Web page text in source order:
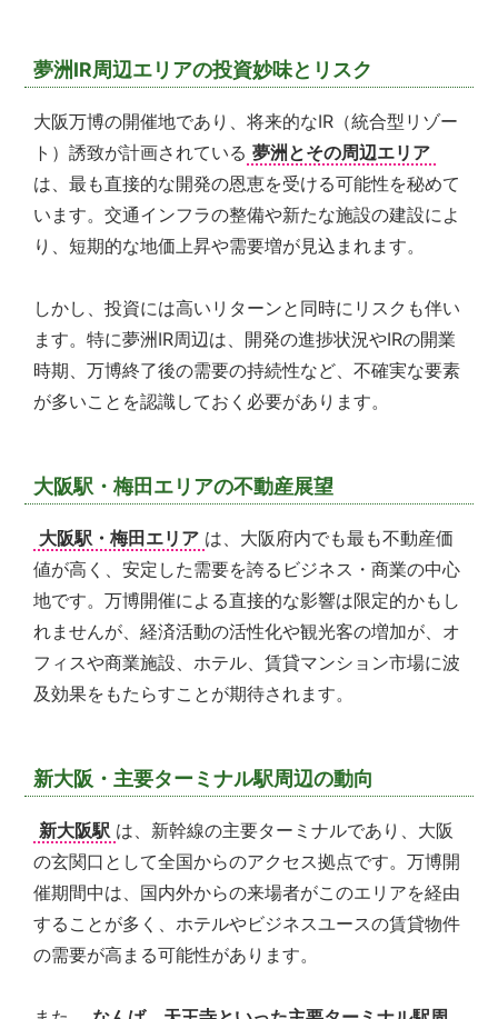
夢洲IR周辺エリアの投資妙味とリスク
大阪万博の開催地であり、将来的なIR（統合型リゾー
ト）誘致が計画されている 夢洲とその周辺エリア
は、最も直接的な開発の恩恵を受ける可能性を秘めて
います。交通インフラの整備や新たな施設の建設によ
り、短期的な地価上昇や需要増が見込まれます。
しかし、投資には高いリターンと同時にリスクも伴い
ます。特に夢洲IR周辺は、開発の進捗状況やIRの開業
時期、万博終了後の需要の持続性など、不確実な要素
が多いことを認識しておく必要があります。
大阪駅・梅田エリアの不動産展望
大阪駅・梅田エリア は、大阪府内でも最も不動産価
値が高く、安定した需要を誇るビジネス・商業の中心
地です。万博開催による直接的な影響は限定的かもし
れませんが、経済活動の活性化や観光客の増加が、オ
フィスや商業施設、ホテル、賃貸マンション市場に波
及効果をもたらすことが期待されます。
新大阪・主要ターミナル駅周辺の動向
新大阪駅 は、新幹線の主要ターミナルであり、大阪
の玄関口として全国からのアクセス拠点です。万博開
催期間中は、国内外からの来場者がこのエリアを経由
することが多く、ホテルやビジネスユースの賃貸物件
の需要が高まる可能性があります。